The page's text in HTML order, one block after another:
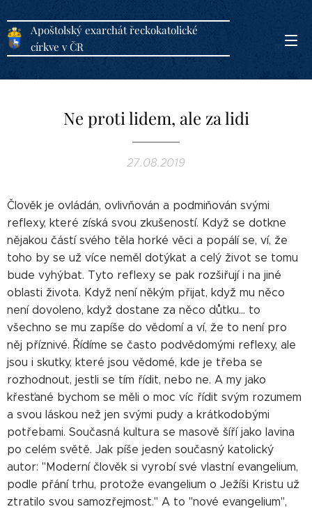
Apoštolský exarchát řeckokatolické
církve v ČR
Ne proti lidem, ale za lidi
27.08.2019
Člověk je ovládán, ovlivňován a podmiňován svými
reflexy, které získá svou zkušeností. Když se dotkne
nějakou částí svého těla horké věci a popálí se, ví, že
toho by se už více neměl dotýkat a celý život se tomu
bude vyhýbat. Tyto reflexy se pak rozšiřují i na jiné
oblasti života. Když není někým přijat, když mu něco
není dovoleno, když dostane za něco důtku... to
všechno se mu zapíše do vědomí a ví, že to není pro
něj příznivé. Řídíme se často podvědomými reflexy, ale
jsou i skutky, které jsou vědomé, kde je třeba se
rozhodnout, jestli se tím řídit, nebo ne. A my jako
křesťané bychom se měli o moc víc řídit svým rozumem
a svou láskou než jen svými pudy a krátkodobými
potřebami. Současná kultura se masově šíří jako lavina
po celém světě. Jak píše jeden současný katolický
autor: "Moderní člověk si vyrobí své vlastní evangelium,
podle přání trhu, protože evangelium o Ježíši Kristu už
ztratilo svou samozřejmost." A to "nové evangelium",